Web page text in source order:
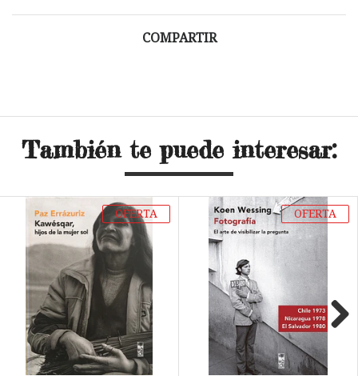
COMPARTIR
También te puede interesar:
OFERTA OFERTA
Next